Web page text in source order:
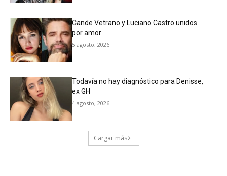
Cande Vetrano y Luciano Castro unidos
por amor
5 agosto, 2026
Todavía no hay diagnóstico para Denisse,
ex GH
4 agosto, 2026
Cargar más